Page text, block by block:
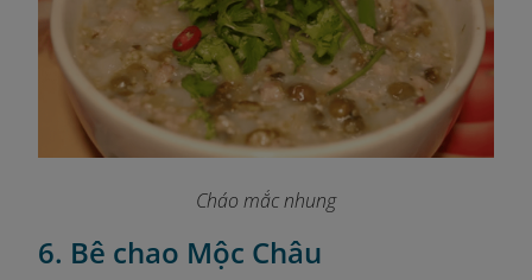
Cháo mắc nhung
6. Bê chao Mộc Châu